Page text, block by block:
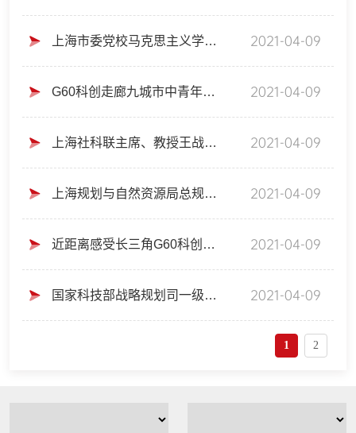
上海市委党校马克思主义学院常务副院长、教授王公龙为第二期长三角G60科创走廊九城市中青年干部专题班作专题报告 2021-04-09
G60科创走廊九城市中青年干部专题班围绕打造世界级产业集群开展现场教学 2021-04-09
上海社科联主席、教授王战为第二期长三角G60科创走廊九城市中青年干部专题班作专题报告 2021-04-09
上海规划与自然资源局总规划处王世营副处长为第二期长三角G60科创走廊九城市中青年干部专题班作专题报告 2021-04-09
近距离感受长三角G60科创走廊策源地——九城市中青年干部专题班赴长三角G60科创走廊规划展示馆开展现场教学 2021-04-09
国家科技部战略规划司一级巡视员戴钢为G60九城市专题班作报告 2021-04-09
1 2